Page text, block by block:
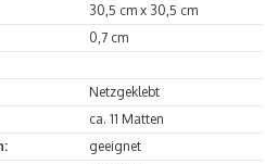
30,5 cm x 30,5 cm
0,7 cm
Netzgeklebt
ca. 11 Matten
geeignet